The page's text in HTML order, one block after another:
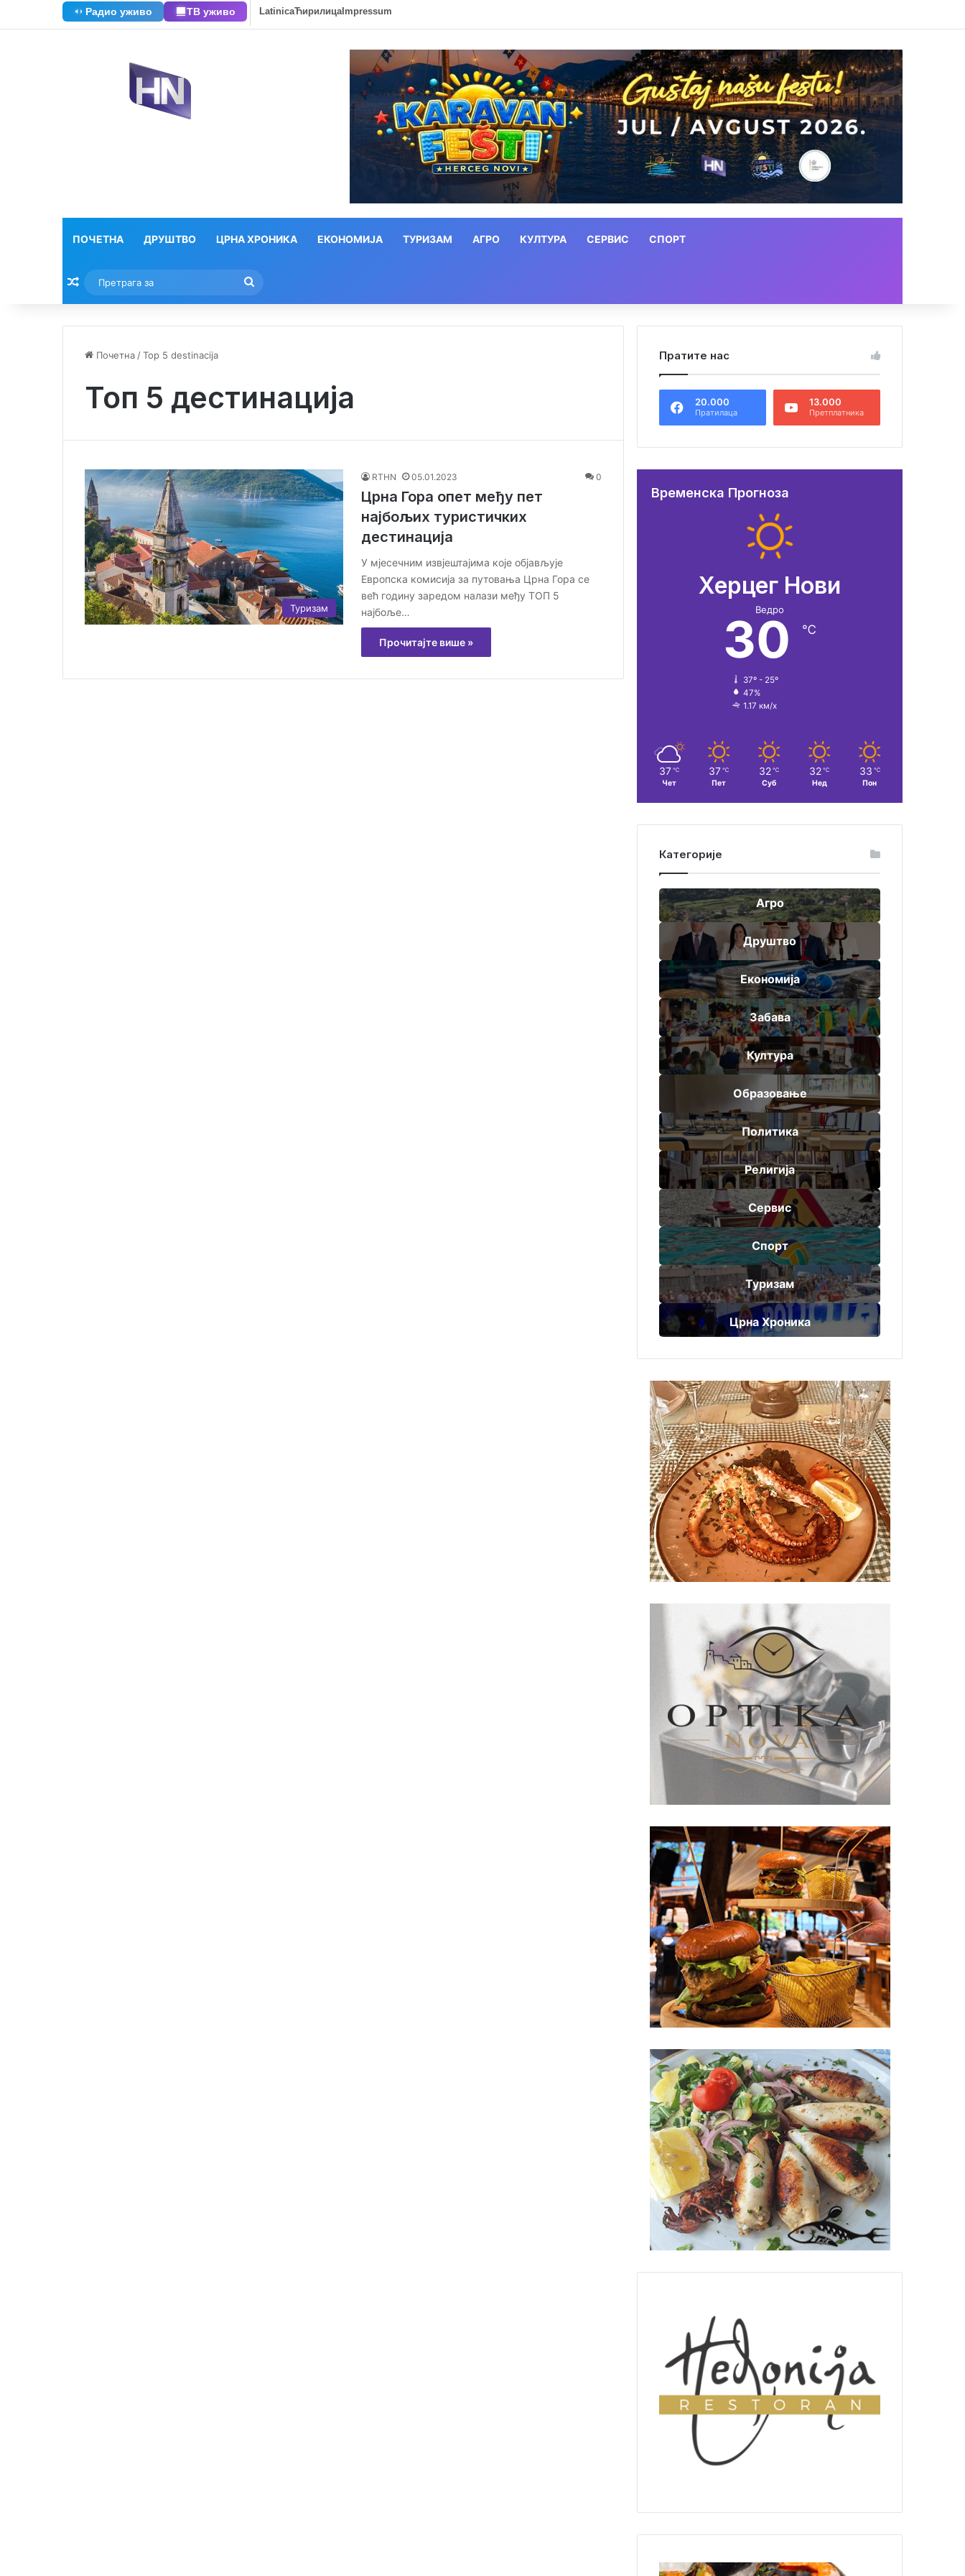
Радио уживо ТВ уживо LatinicaЋирилицаImpressum
ПОЧЕТНА ДРУШТВО ЦРНА ХРОНИКА ЕКОНОМИЈА ТУРИЗАМ АГРО КУЛТУРА СЕРВИС СПОРТ
Насумични текстови
за
Почетна /Top 5 destinacija
Топ 5 дестинација
Туризам
RTHN 05.01.2023 0
Црна Гора опет међу пет
најбољих туристичких
дестинација
У мјесечним извјештајима које објављује
Европска комисија за путовања Црна Гора се
већ годину заредом налази међу ТОП 5
најбоље…
Прочитајте више »
Пратите нас
20.000
Пратилаца
13.000
Претплатника
Временска Прогноза
Херцег Нови
Ведро
30 ℃
37º - 25º
47%
1.17 км/х
37 ℃
Чет
37 ℃
Пет
32 ℃
Суб
32 ℃
Нед
33 ℃
Пон
Категорије
Агро
Друштво
Економија
Забава
Култура
Образовање
Политика
Религија
Сервис
Спорт
Туризам
Црна Хроника